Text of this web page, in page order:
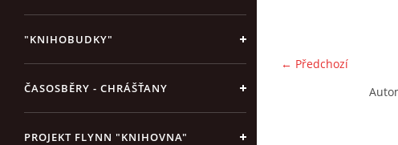
"KNIHOBUDKY"
ČASOSBĚRY - CHRÁŠŤANY
PROJEKT FLYNN "KNIHOVNA"
← Předchozí